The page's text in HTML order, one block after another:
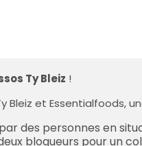
Ty Bleiz !
Bleiz et Essentialfoods,
des personnes en
bloqueurs pour un